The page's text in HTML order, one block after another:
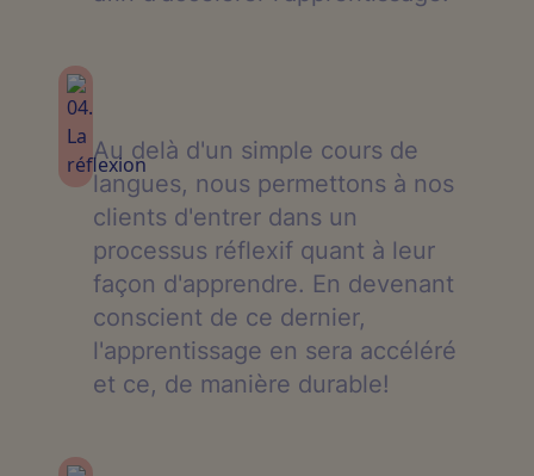
Au delà d'un simple cours de
langues, nous permettons à nos
clients d'entrer dans un
processus réflexif quant à leur
façon d'apprendre. En devenant
conscient de ce dernier,
l'apprentissage en sera accéléré
et ce, de manière durable!